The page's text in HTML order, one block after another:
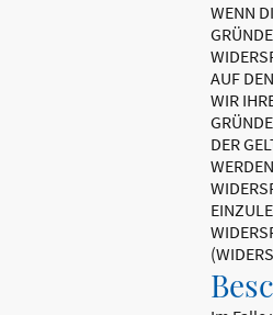
WENN
AUF
WIR
DER